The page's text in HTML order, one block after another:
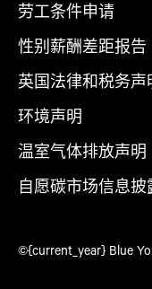
劳工条件申请
性别薪酬差距报告
英国法律和税务声
环境声明
温室气体排放声明
自愿碳市场信息披
©{current_year} Blue